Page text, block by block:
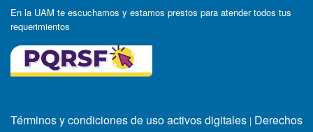
En la UAM te escuchamos y estamos prestos para atender todos tus
requerimientos
Términos y condiciones de uso activos digitales | Derechos